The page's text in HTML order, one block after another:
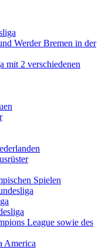
Werder Bremen in der
mit 2 verschiedenen
Spielen
League sowie des
America